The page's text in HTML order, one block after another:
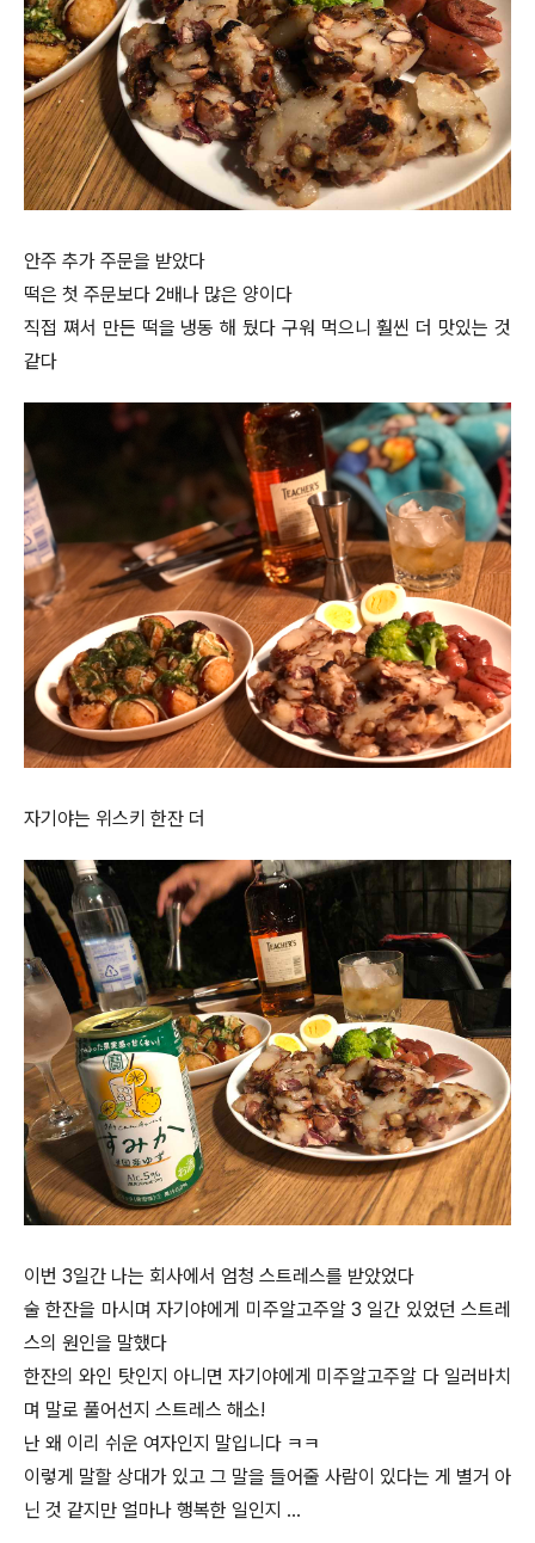
안주 추가 주문을 받았다
떡은 첫 주문보다 2배나 많은 양이다
직접 쪄서 만든 떡을 냉동 해 뒀다 구워 먹으니 훨씬 더 맛있는 것
같다
자기야는 위스키 한잔 더
이번 3일간 나는 회사에서 엄청 스트레스를 받았었다
술 한잔을 마시며 자기야에게 미주알고주알 3 일간 있었던 스트레
스의 원인을 말했다
한잔의 와인 탓인지 아니면 자기야에게 미주알고주알 다 일러바치
며 말로 풀어선지 스트레스 해소!
난 왜 이리 쉬운 여자인지 말입니다 ㅋㅋ
이렇게 말할 상대가 있고 그 말을 들어줄 사람이 있다는 게 별거 아
닌 것 같지만 얼마나 행복한 일인지 …